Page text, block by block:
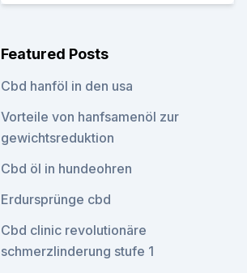
Featured Posts
Cbd hanföl in den usa
Vorteile von hanfsamenöl zur
gewichtsreduktion
Cbd öl in hundeohren
Erdursprünge cbd
Cbd clinic revolutionäre
schmerzlinderung stufe 1